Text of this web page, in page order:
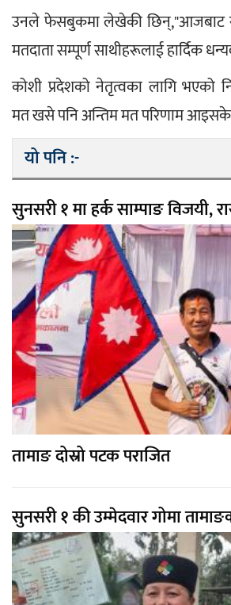
उनले फेसबुकमा लेखेकी छिन्,"आजबाट
मतदाता सम्पूर्ण साथीहरूलाई हार्दिक
कोशी प्रदेशको नेतृत्वका लागि भएको
मत खसे पनि अन्तिम मत परिणाम
यो पनि :-
सुनसरी १ मा हर्क साम्पाङ विजयी,
तामाङ दोस्रो पटक पराजित
सुनसरी १ की उम्मेदवार गोमा